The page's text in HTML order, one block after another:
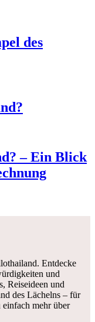
des
– Ein Blick
Entdecke
und
Reiseideen und
des Lächelns – für
einfach mehr über